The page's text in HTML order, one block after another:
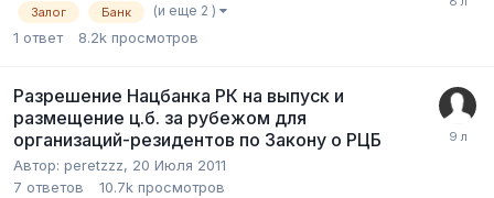
Залог Банк (и еще 2 )
1 ответ 8.2k просмотров
Разрешение Нацбанка РК на выпуск и
размещение ц.б. за рубежом для
организаций-резидентов по Закону о РЦБ
Автор: peretzzz, 20 Июля 2011
7 ответов 10.7k просмотров